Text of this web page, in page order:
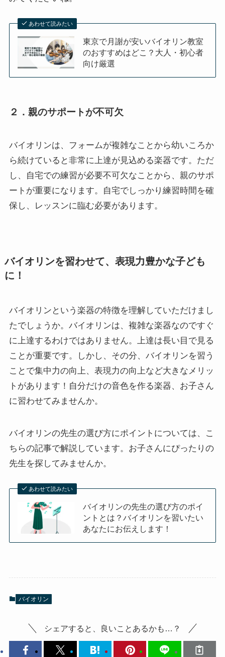
あわせて読みたい
東京で月謝が安いバイオリン教室
のおすすめはどこ？大人・初心者
向け厳選
２．親のサポートが不可欠
バイオリンは、フォームが複雑なことから幼いころか
ら続けていると非常に上達が見込める楽器です。ただ
し、自宅での練習が必要不可欠なことから、親のサポ
ートが重要になります。自宅でしっかり練習時間を確
保し、レッスンに臨む必要があります。
バイオリンを習わせて、表現力豊かな子ども
に！
バイオリンという楽器の特徴を理解していただけまし
たでしょうか。バイオリンは、複雑な楽器なのですぐ
に上達するわけではありません。上達は長い目で見る
ことが重要です。しかし、その分、バイオリンを習う
ことで集中力の向上、表現力の向上など大きなメリッ
トがあります！自分だけの音色を作る楽器、お子さん
に習わせてみませんか。
バイオリンの先生の選び方にポイントについては、こ
ちらの記事で解説しています。お子さんにぴったりの
先生を探してみませんか。
あわせて読みたい
バイオリンの先生の選び方のポイ
ントとは？バイオリンを習いたい
あなたにお伝えします！
バイオリン
シェアすると、良いことあるかも…？